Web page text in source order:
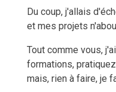
Du coup, j'allais
et mes projets
Tout comme vous,
formations, pratiquez
mais, rien à faire, je